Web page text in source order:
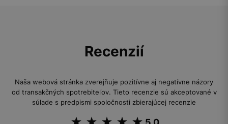
Recenzií
Naša webová stránka zverejňuje pozitívne aj negatívne názory
od transakčných spotrebiteľov. Tieto recenzie sú akceptované v
súlade s predpismi spoločnosti zbierajúcej recenzie